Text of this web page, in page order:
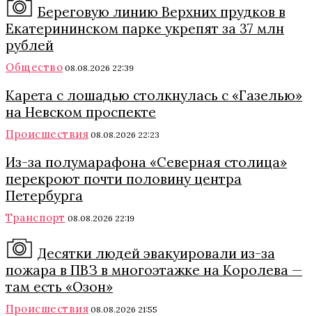
Береговую линию Верхних прудков в
Екатерининском парке укрепят за 37 млн
рублей
Общество 08.08.2026 22:39
Карета с лошадью столкнулась с «Газелью»
на Невском проспекте
Происшествия 08.08.2026 22:23
Из-за полумарафона «Северная столица»
перекроют почти половину центра
Петербурга
Транспорт 08.08.2026 22:19
Десятки людей эвакуировали из-за
пожара в ПВЗ в многоэтажке на Королева —
там есть «Озон»
Происшествия 08.08.2026 21:55